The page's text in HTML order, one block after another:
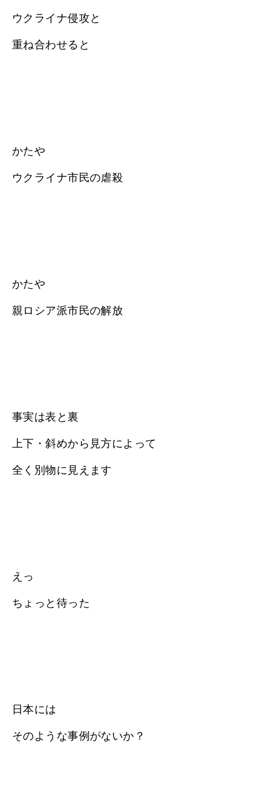
ウクライナ侵攻と
重ね合わせると
かたや
ウクライナ市民の虐殺
かたや
親ロシア派市民の解放
事実は表と裏
上下・斜めから見方によって
全く別物に見えます
えっ
ちょっと待った
日本には
そのような事例がないか？